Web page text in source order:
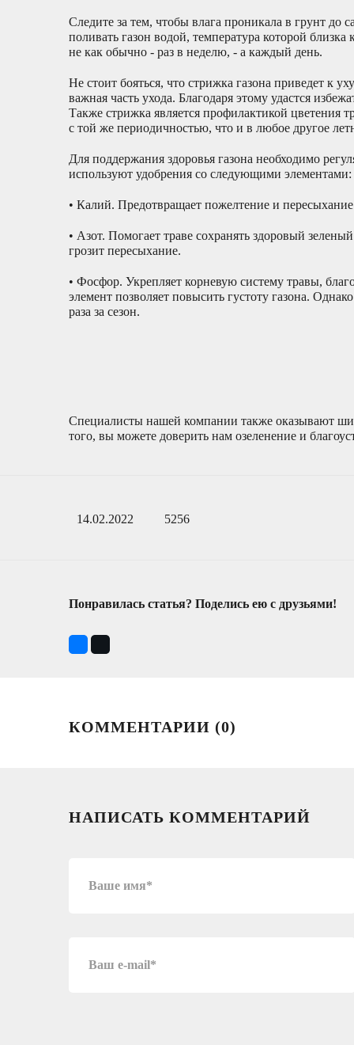
Следите за тем, чтобы влага проникала в грунт
поливать газон водой, температура которой
не как обычно - раз в неделю, - а каждый день.
Не стоит бояться, что стрижка газона приведет к
важная часть ухода. Благодаря этому удастся
Также стрижка является профилактикой цветения
с той же периодичностью, что и в любое другое
Для поддержания здоровья газона необходимо
используют удобрения со следующими элементами:
• Калий. Предотвращает пожелтение и
• Азот. Помогает траве сохранять здоровый
грозит пересыхание.
• Фосфор. Укрепляет корневую систему травы,
элемент позволяет повысить густоту газона.
раза за сезон.
Специалисты нашей компании также оказывают
того, вы можете доверить нам озеленение и
14.02.2022 5256
Понравилась статья? Поделись ею с друзьями!
КОММЕНТАРИИ (0)
НАПИСАТЬ КОММЕНТАРИЙ